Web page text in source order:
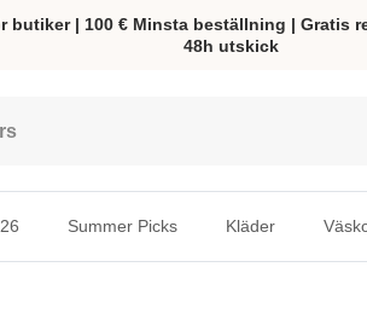
butiker | 100 € Minsta beställning | Gratis
48h utskick
Summer Picks Kläder